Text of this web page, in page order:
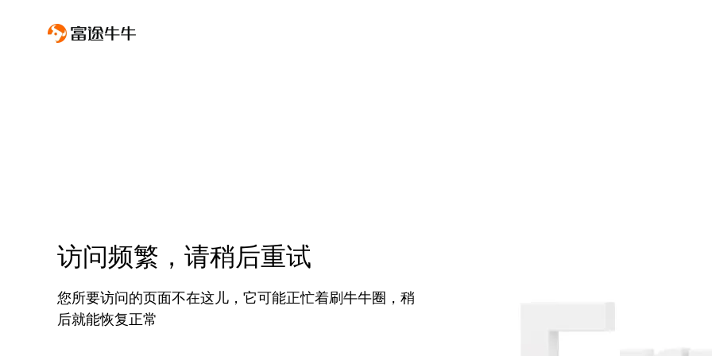
访问频繁，请稍后重试
您所要访问的页面不在这儿，它可能正忙着刷牛牛圈，稍
后就能恢复正常